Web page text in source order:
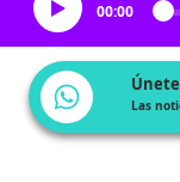
00:00
Las